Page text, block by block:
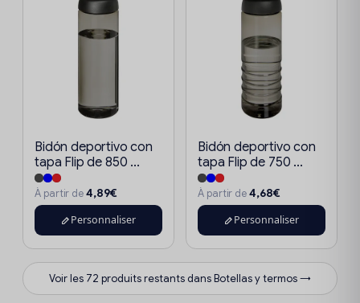
Bidón deportivo con
tapa Flip de 850 ...
À partir de4,89€
Personnaliser
Bidón deportivo con
tapa Flip de 750 ...
À partir de4,68€
Personnaliser
Voir les 72 produits restants dans Botellas y termos →